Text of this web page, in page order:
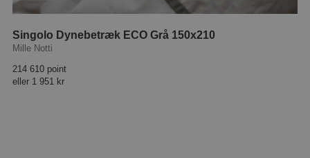
Singolo Dynebetræk ECO Grå 150x210
Mille Notti
214 610 point
eller 1 951 kr